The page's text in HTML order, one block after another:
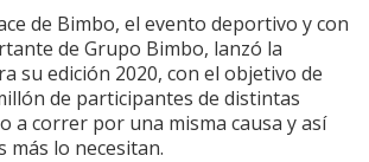
de Bimbo, el evento deportivo y con
de Grupo Bimbo, lanzó la
su edición 2020, con el objetivo de
de participantes de distintas
a correr por una misma causa y así
más lo necesitan.